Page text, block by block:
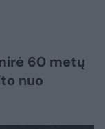
60 metų
nuo